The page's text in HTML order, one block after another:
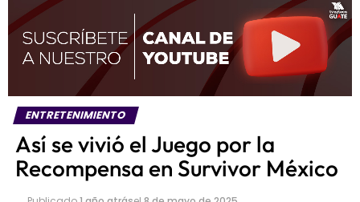
ENTRETENIMIENTO
Así se vivió el Juego por la
Recompensa en Survivor México